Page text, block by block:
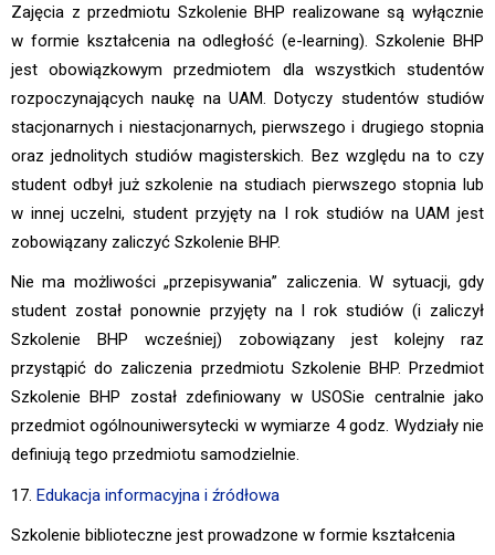
Zajęcia z przedmiotu Szkolenie BHP realizowane są wyłącznie
w formie kształcenia na odległość (e-learning). Szkolenie BHP
jest obowiązkowym przedmiotem dla wszystkich studentów
rozpoczynających naukę na UAM. Dotyczy studentów studiów
stacjonarnych i niestacjonarnych, pierwszego i drugiego stopnia
oraz jednolitych studiów magisterskich. Bez względu na to czy
student odbył już szkolenie na studiach pierwszego stopnia lub
w innej uczelni, student przyjęty na I rok studiów na UAM jest
zobowiązany zaliczyć Szkolenie BHP.
Nie ma możliwości „przepisywania” zaliczenia. W sytuacji, gdy
student został ponownie przyjęty na I rok studiów (i zaliczył
Szkolenie BHP wcześniej) zobowiązany jest kolejny raz
przystąpić do zaliczenia przedmiotu Szkolenie BHP. Przedmiot
Szkolenie BHP został zdefiniowany w USOSie centralnie jako
przedmiot ogólnouniwersytecki w wymiarze 4 godz. Wydziały nie
definiują tego przedmiotu samodzielnie.
17. Edukacja informacyjna i źródłowa
Szkolenie biblioteczne jest prowadzone w formie kształcenia